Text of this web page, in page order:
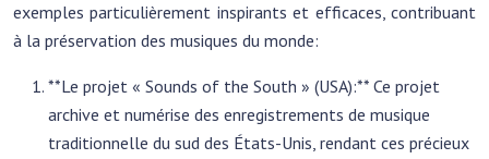
exemples particulièrement inspirants et efficaces, contribuant
à la préservation des musiques du monde:
**Le projet « Sounds of the South » (USA):** Ce projet
archive et numérise des enregistrements de musique
traditionnelle du sud des États-Unis, rendant ces précieux